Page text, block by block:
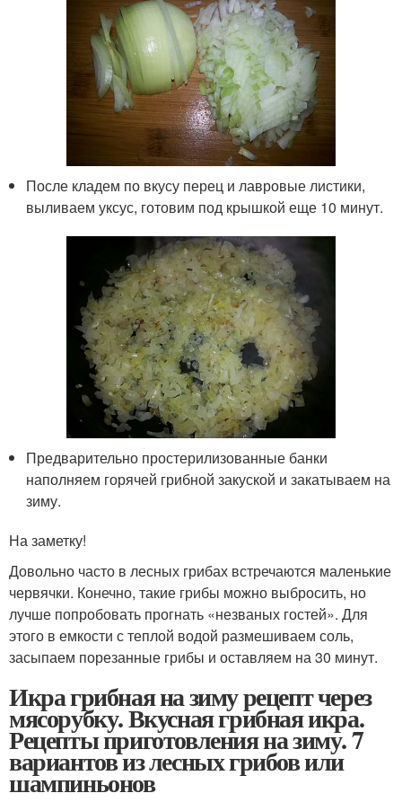
После кладем по вкусу перец и лавровые листики,
выливаем уксус, готовим под крышкой еще 10 минут.
Предварительно простерилизованные банки
наполняем горячей грибной закуской и закатываем на
зиму.
На заметку!
Довольно часто в лесных грибах встречаются маленькие
червячки. Конечно, такие грибы можно выбросить, но
лучше попробовать прогнать «незваных гостей». Для
этого в емкости с теплой водой размешиваем соль,
засыпаем порезанные грибы и оставляем на 30 минут.
Икра грибная на зиму рецепт через
мясорубку. Вкусная грибная икра.
Рецепты приготовления на зиму. 7
вариантов из лесных грибов или
шампиньонов